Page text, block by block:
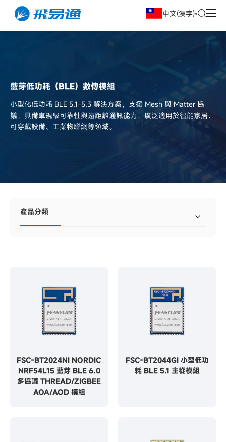
中文(漢字)
藍芽低功耗（BLE）數傳模組
小型化低功耗 BLE 5.1–5.3 解決方案，支援 Mesh 與 Matter 協
議，具備車規級可靠性與遠距離通訊能力，廣泛適用於智能家居、
可穿戴設備、工業物聯網等領域。
產品分類
FSC-BT2024NI NORDIC
NRF54L15 藍芽 BLE 6.0
多協議 THREAD/ZIGBEE
AOA/AOD 模組
FSC-BT2044GI 小型低功
耗 BLE 5.1 主從模組